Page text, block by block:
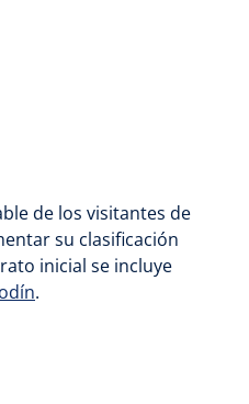
de los visitantes de
su clasificación
inicial se incluye
.